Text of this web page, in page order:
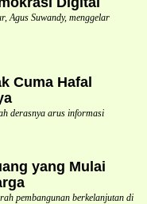
Agus Suwandy, menggelar
Cuma Hafal
derasnya arus informasi
yang Mulai
pembangunan berkelanjutan di